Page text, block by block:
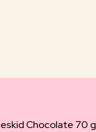
Chocolate 70 g